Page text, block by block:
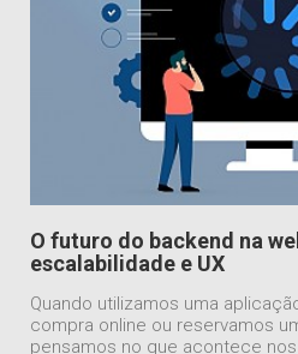
O futuro do backend na
escalabilidade e UX
Quando utilizamos uma
compra online ou reservamos
pensamos no que acontece